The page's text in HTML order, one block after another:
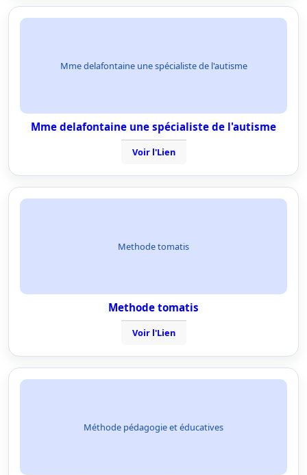
Mme delafontaine une spécialiste de l'autisme
Mme delafontaine une spécialiste de l'autisme
Voir l'Lien
Methode tomatis
Methode tomatis
Voir l'Lien
Méthode pédagogie et éducatives